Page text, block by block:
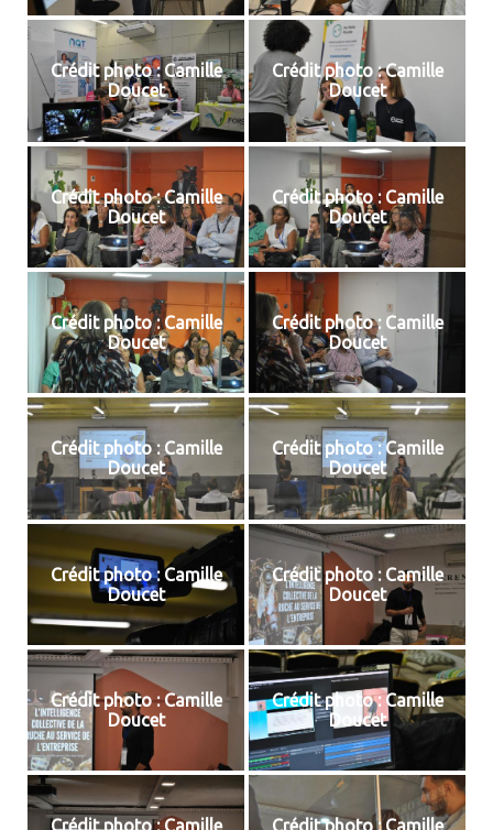
Crédit photo : Camille
Doucet
Crédit photo : Camille
Doucet
Crédit photo : Camille
Doucet
Crédit photo : Camille
Doucet
Crédit photo : Camille
Doucet
Crédit photo : Camille
Doucet
Crédit photo : Camille
Doucet
Crédit photo : Camille
Doucet
Crédit photo : Camille
Doucet
Crédit photo : Camille
Doucet
Crédit photo : Camille
Doucet
Crédit photo : Camille
Doucet
Crédit photo : Camille
Crédit photo : Camille